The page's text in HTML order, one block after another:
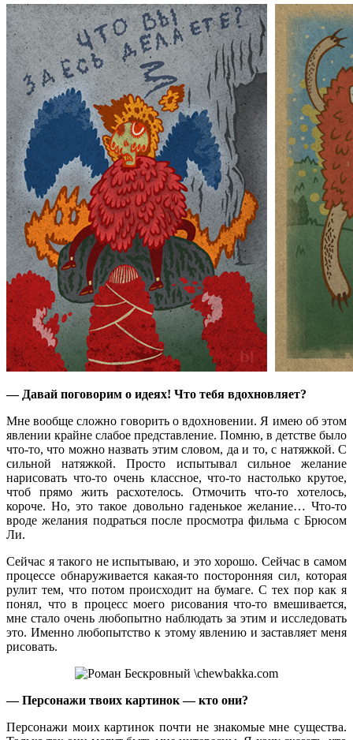
— Давай поговорим о идеях! Что тебя вдохновляет?
Мне вообще сложно говорить о вдохновении. Я имею об этом
явлении крайне слабое представление. Помню, в детстве было
что-то, что можно назвать этим словом, да и то, с натяжкой. С
сильной натяжкой. Просто испытывал сильное желание
нарисовать что-то очень классное, что-то настолько крутое,
чтоб прямо жить расхотелось. Отмочить что-то хотелось,
короче. Но, это такое довольно гаденькое желание… Что-то
вроде желания подраться после просмотра фильма с Брюсом
Ли.
Сейчас я такого не испытываю, и это хорошо. Сейчас в самом
процессе обнаруживается какая-то посторонняя сил, которая
рулит тем, что потом происходит на бумаге. С тех пор как я
понял, что в процесс моего рисования что-то вмешивается,
мне стало очень любопытно наблюдать за этим и исследовать
это. Именно любопытство к этому явлению и заставляет меня
рисовать.
— Персонажи твоих картинок — кто они?
Персонажи моих картинок почти не знакомые мне существа.